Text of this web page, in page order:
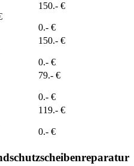
150.- €
0.- €
150.- €
0.- €
79.- €
0.- €
119.- €
0.- €